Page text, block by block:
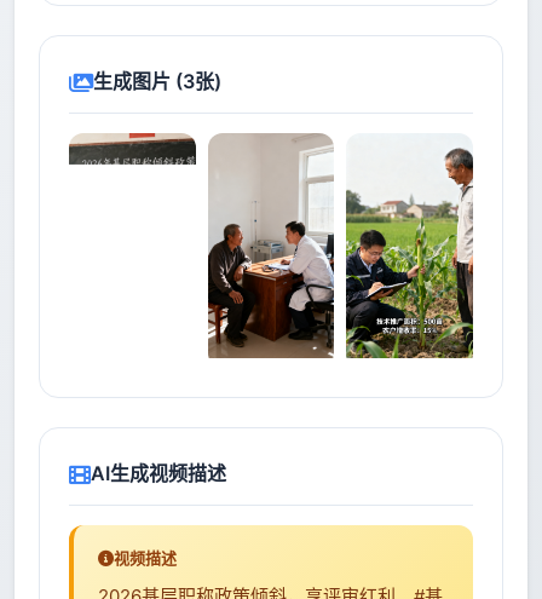
生成图片 (3张)
AI生成视频描述
视频描述